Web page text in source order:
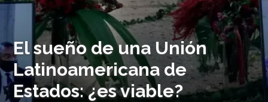
El sueño de una Unión
Latinoamericana de
Estados: ¿es viable?